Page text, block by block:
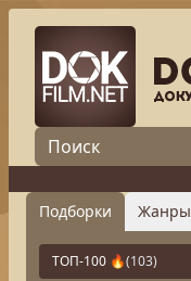
Подборки Жанры
ТОП-100 🔥(103)